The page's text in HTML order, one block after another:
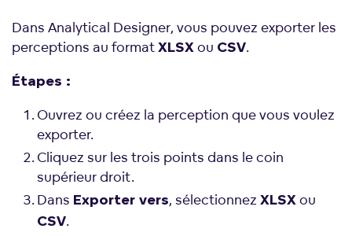
Dans Analytical Designer, vous pouvez exporter les
perceptions au format XLSX ou CSV.
Étapes :
Ouvrez ou créez la perception que vous voulez
exporter.
Cliquez sur les trois points dans le coin
supérieur droit.
Dans Exporter vers, sélectionnez XLSX ou
CSV.